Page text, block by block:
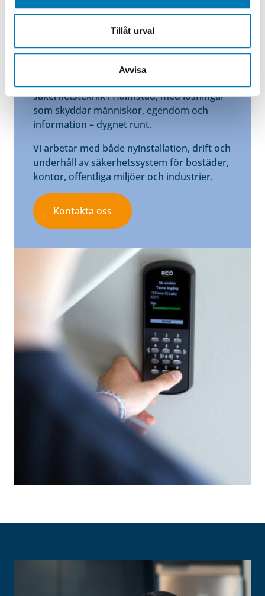
Tillåt urval
Avvisa
Med certifierade tekniker och
branschanpassad kompetens skräddarsyr
vi säkerhetslösningar som möter både dina
behov och gällande regelverk.
säkerhetsteknik i Halmstad, med lösningar
som skyddar människor, egendom och
information – dygnet runt.
Vi arbetar med både nyinstallation, drift och
underhåll av säkerhetssystem för bostäder,
kontor, offentliga miljöer och industrier.
Kontakta oss